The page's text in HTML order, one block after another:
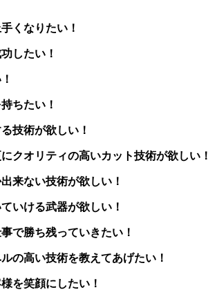
くなりたい！
したい！
ちたい！
技術が欲しい！
クオリティの高いカット技術が欲しい！
来ない技術が欲しい！
いける武器が欲しい！
で勝ち残っていきたい！
の高い技術を教えてあげたい！
を笑顔にしたい！